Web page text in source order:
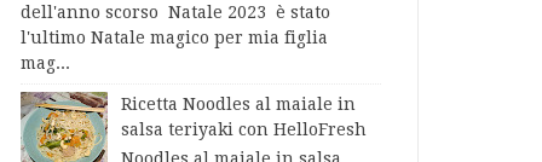
dell'anno scorso Natale 2023 è stato
l'ultimo Natale magico per mia figlia
mag...
Ricetta Noodles al maiale in
salsa teriyaki con HelloFresh
Noodles al maiale in salsa